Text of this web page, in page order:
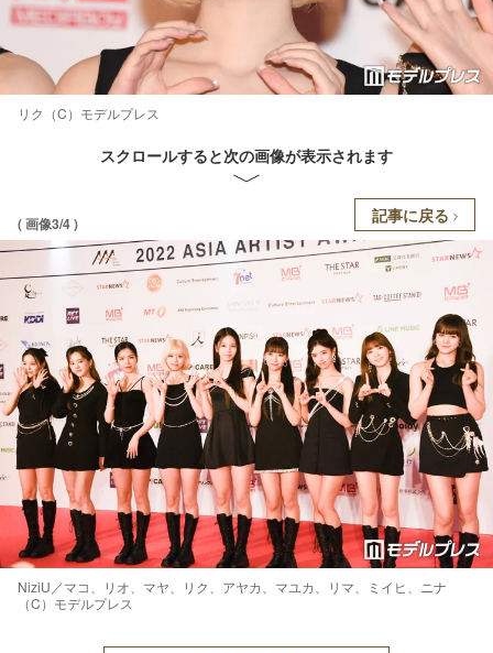
リク（C）モデルプレス
スクロールすると次の画像が表示されます
( 画像3/4 ) 記事に戻る
NiziU／マコ、リオ、マヤ、リク、アヤカ、マユカ、リマ、ミイヒ、ニナ
（C）モデルプレス